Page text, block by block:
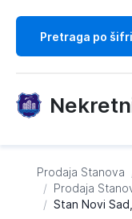
Prodaja Stanova
/ Prodaja
/ Stan Novi